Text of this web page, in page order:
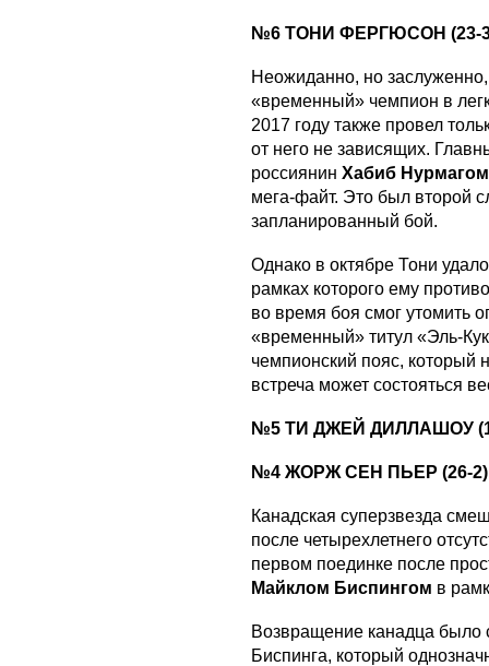
№6 ТОНИ ФЕРГЮСОН (23-
Неожиданно, но заслуженно,
«временный» чемпион в
2017 году также провел
от него не зависящих.
россиянин Хабиб
мега-файт. Это был второй
запланированный бой.
Однако в октябре Тони
рамках которого ему
во время боя смог утомить
«временный» титул «Эль-
чемпионский пояс, который
встреча может состояться
№5 ТИ ДЖЕЙ ДИЛЛАШОУ
№4 ЖОРЖ СЕН ПЬЕР (26-2)
Канадская суперзвезда
после четырехлетнего
первом поединке после
Майклом Биспингом в
Возвращение канадца было
Биспинга, который